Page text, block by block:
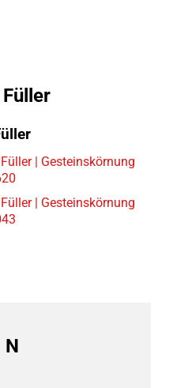
| Gesteinskörnung
| Gesteinskörnung
N